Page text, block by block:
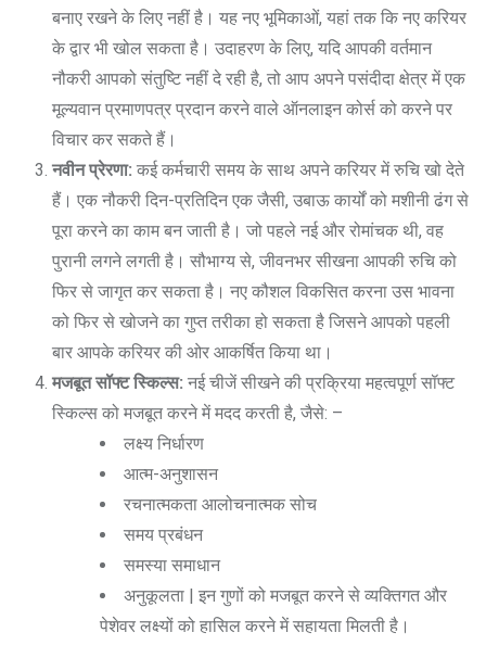
बनाए रखने के लिए नहीं है। यह नए भूमिकाओं, यहां तक कि नए करियर
के द्वार भी खोल सकता है। उदाहरण के लिए, यदि आपकी वर्तमान
नौकरी आपको संतुष्टि नहीं दे रही है, तो आप अपने पसंदीदा क्षेत्र में एक
मूल्यवान प्रमाणपत्र प्रदान करने वाले ऑनलाइन कोर्स को करने पर
विचार कर सकते हैं।
नवीन प्रेरणा: कई कर्मचारी समय के साथ अपने करियर में रुचि खो देते
हैं। एक नौकरी दिन-प्रतिदिन एक जैसी, उबाऊ कार्यों को मशीनी ढंग से
पूरा करने का काम बन जाती है। जो पहले नई और रोमांचक थी, वह
पुरानी लगने लगती है। सौभाग्य से, जीवनभर सीखना आपकी रुचि को
फिर से जागृत कर सकता है। नए कौशल विकसित करना उस भावना
को फिर से खोजने का गुप्त तरीका हो सकता है जिसने आपको पहली
बार आपके करियर की ओर आकर्षित किया था।
मजबूत सॉफ्ट स्किल्स: नई चीजें सीखने की प्रक्रिया महत्वपूर्ण सॉफ्ट
स्किल्स को मजबूत करने में मदद करती है, जैसे: –
लक्ष्य निर्धारण
आत्म-अनुशासन
रचनात्मकता आलोचनात्मक सोच
समय प्रबंधन
समस्या समाधान
अनुकूलता | इन गुणों को मजबूत करने से व्यक्तिगत और
पेशेवर लक्ष्यों को हासिल करने में सहायता मिलती है।